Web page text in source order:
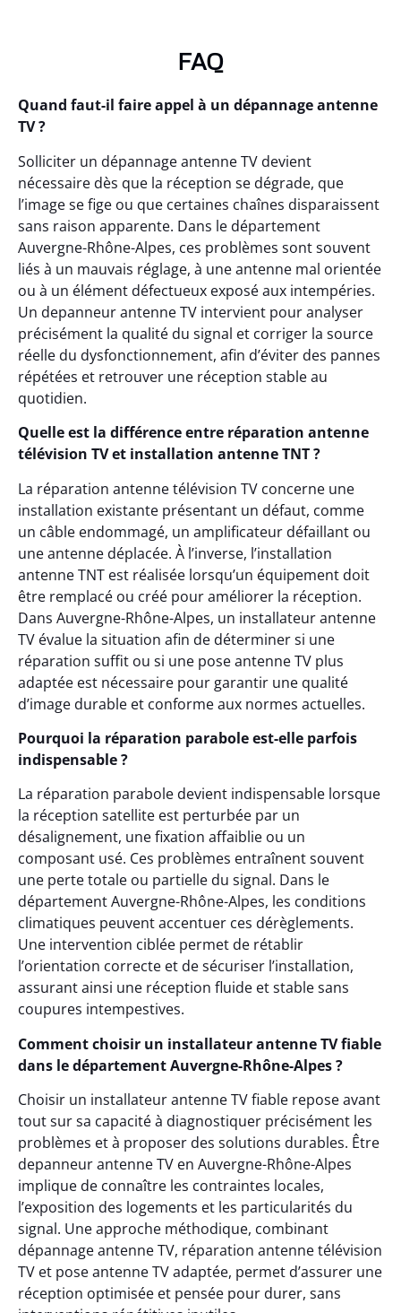
FAQ
Quand faut-il faire appel à un dépannage antenne
TV ?
Solliciter un dépannage antenne TV devient
nécessaire dès que la réception se dégrade, que
l’image se fige ou que certaines chaînes disparaissent
sans raison apparente. Dans le département
Auvergne-Rhône-Alpes, ces problèmes sont souvent
liés à un mauvais réglage, à une antenne mal orientée
ou à un élément défectueux exposé aux intempéries.
Un depanneur antenne TV intervient pour analyser
précisément la qualité du signal et corriger la source
réelle du dysfonctionnement, afin d’éviter des pannes
répétées et retrouver une réception stable au
quotidien.
Quelle est la différence entre réparation antenne
télévision TV et installation antenne TNT ?
La réparation antenne télévision TV concerne une
installation existante présentant un défaut, comme
un câble endommagé, un amplificateur défaillant ou
une antenne déplacée. À l’inverse, l’installation
antenne TNT est réalisée lorsqu’un équipement doit
être remplacé ou créé pour améliorer la réception.
Dans Auvergne-Rhône-Alpes, un installateur antenne
TV évalue la situation afin de déterminer si une
réparation suffit ou si une pose antenne TV plus
adaptée est nécessaire pour garantir une qualité
d’image durable et conforme aux normes actuelles.
Pourquoi la réparation parabole est-elle parfois
indispensable ?
La réparation parabole devient indispensable lorsque
la réception satellite est perturbée par un
désalignement, une fixation affaiblie ou un
composant usé. Ces problèmes entraînent souvent
une perte totale ou partielle du signal. Dans le
département Auvergne-Rhône-Alpes, les conditions
climatiques peuvent accentuer ces dérèglements.
Une intervention ciblée permet de rétablir
l’orientation correcte et de sécuriser l’installation,
assurant ainsi une réception fluide et stable sans
coupures intempestives.
Comment choisir un installateur antenne TV fiable
dans le département Auvergne-Rhône-Alpes ?
Choisir un installateur antenne TV fiable repose avant
tout sur sa capacité à diagnostiquer précisément les
problèmes et à proposer des solutions durables. Être
depanneur antenne TV en Auvergne-Rhône-Alpes
implique de connaître les contraintes locales,
l’exposition des logements et les particularités du
signal. Une approche méthodique, combinant
dépannage antenne TV, réparation antenne télévision
TV et pose antenne TV adaptée, permet d’assurer une
réception optimisée et pensée pour durer, sans